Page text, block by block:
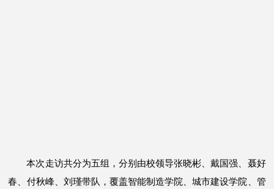
本次走访共分为五组，分别由校领导张晓彬、戴国强、聂好
春、付秋峰、刘瑾带队，覆盖智能制造学院、城市建设学院、管